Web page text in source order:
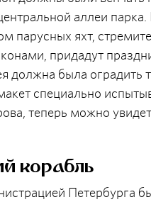
аллеи
парусных яхт,
придадут
должна была оградить
специально
теперь можно
корабль
Петербурга